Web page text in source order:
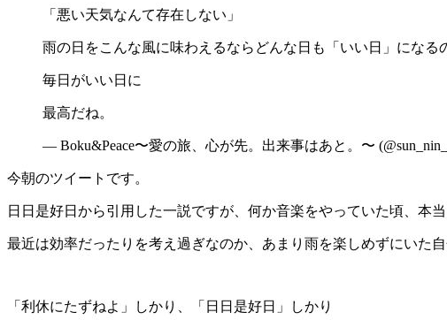
「悪い天気なんて存在しない」
雨の日をこんな風に味わえるならどんな日も「いい日」になる
毎日がいい日に
最高だね。
— Boku&Peace〜愛の旅、心が先。出来事はあと。〜
今朝のツイートです。
日日是好日から引用した一説ですが、何か音楽をやっていた頃、本
最近は効率だったりを考え過ぎなのか、あまり雨を楽しめずにいた
「利休にたずねよ」しかり、「日日是好日」しかり